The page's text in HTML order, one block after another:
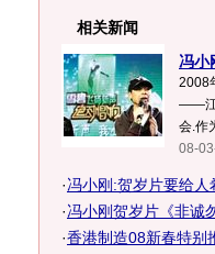
相关新闻
冯小
2008
——江
会.作
08-
·冯小刚:贺岁片要给
·冯小刚贺岁片《非诚
·香港制造08新春特别